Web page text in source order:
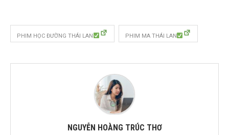
PHIM HỌC ĐƯỜNG THÁI LAN PHIM MA THÁI LAN
NGUYỄN HOÀNG TRÚC THƠ